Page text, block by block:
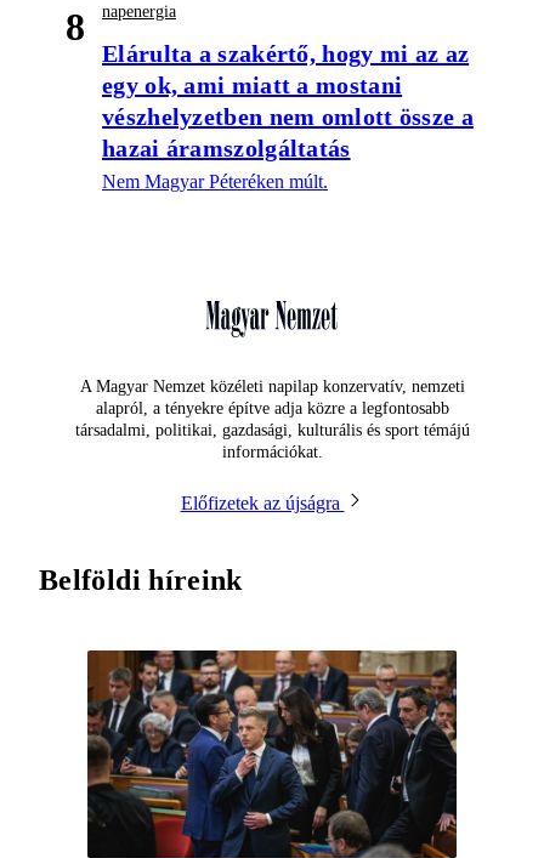
8 napenergia
Elárulta a szakértő, hogy mi az az
egy ok, ami miatt a mostani
vészhelyzetben nem omlott össze a
hazai áramszolgáltatás
Nem Magyar Péteréken múlt.
A Magyar Nemzet közéleti napilap konzervatív, nemzeti
alapról, a tényekre építve adja közre a legfontosabb
társadalmi, politikai, gazdasági, kulturális és sport témájú
információkat.
Előfizetek az újságra
Belföldi híreink